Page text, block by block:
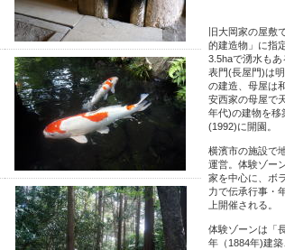
旧大岡家の屋敷
的建造物」に指
3.5haで湧水も
表門(長屋門)は
の建造、母屋は
安西家の母屋で
年代)の建物を移
(1992)に開園。
横濱市の施設で
運営。体験ゾー
家を中心に、ボ
力で伝承行事・
上開催される。
体験ゾーンは「
年（1884年)建築